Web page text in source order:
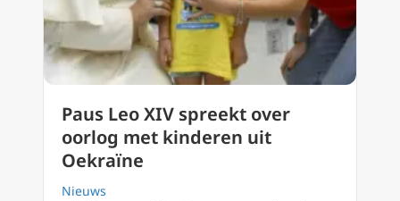
Paus Leo XIV spreekt over
oorlog met kinderen uit
Oekraïne
Nieuws